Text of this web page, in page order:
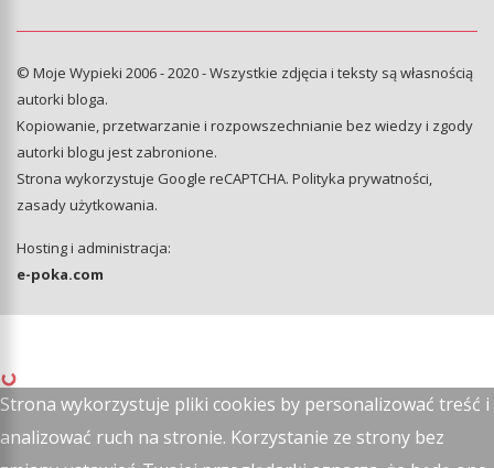
© Moje Wypieki 2006 - 2020 - Wszystkie zdjęcia i teksty są własnością
autorki bloga.
Kopiowanie, przetwarzanie i rozpowszechnianie bez wiedzy i zgody
autorki blogu jest zabronione.
Strona wykorzystuje Google reCAPTCHA. Polityka prywatności,
zasady użytkowania.
Hosting i administracja:
e-poka.com
Strona wykorzystuje pliki cookies by personalizować treść i
analizować ruch na stronie. Korzystanie ze strony bez